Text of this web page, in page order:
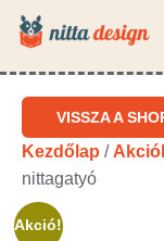
VISSZA A
Kezdőlap /
nittagatyó
Akció!